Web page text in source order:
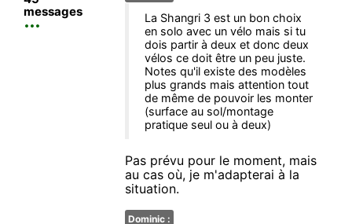
messages
La Shangri 3 est un bon choix
en solo avec un vélo mais si tu
dois partir à deux et donc deux
vélos ce doit être un peu juste.
Notes qu'il existe des modèles
plus grands mais attention tout
de même de pouvoir les monter
(surface au sol/montage
pratique seul ou à deux)
Pas prévu pour le moment, mais
au cas où, je m'adapterai à la
situation.
Dominic :